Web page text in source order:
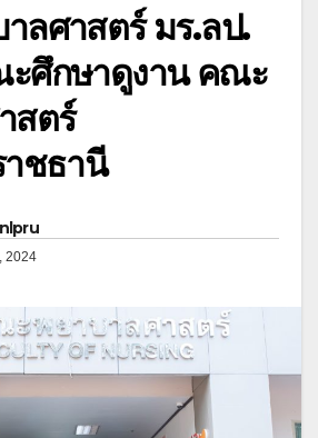
ลศาสตร์ มร.ลป.
ศึกษาดูงาน คณะ
สตร์
ชธานี
2024